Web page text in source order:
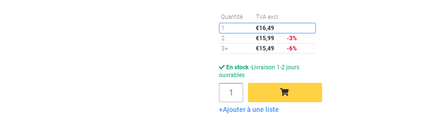
Quantité TVA excl.
1
€16,49
2
€15,99
-3%
3+
€15,49 -6%
En stock Livraison 1-2 jours
ouvrables
Quantité
Ajouter au panier
Ajouter à une liste